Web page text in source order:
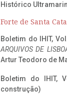
Histórico
Forte de Santa
Boletim do IHIT,
ARQUIVOS DE
Artur Teodoro de
Boletim do IHIT,
construção)